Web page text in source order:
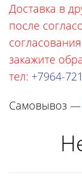
Доставка в
после
закажите
тел: +7964-
Самовывоз —